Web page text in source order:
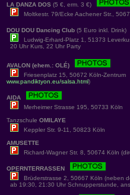
LA DANZA DOS (5 €, erm. 3 €)
Moltkestr. 79/Ecke Aachener Str.,
DOU DOU Dancing Club (5 Euro inkl. Drink)
Ludwig-Erhard-Platz 1, 51373
20 Uhr Kurs, 22 Uhr Party
AVALON (ehem.: OLÉ)
Friesenplatz 15, 50672 Köln-Zentrum
www.pandiktyon.eu/salsa.html)
AIDA
Merheimer Strasse 195, 50733 Köln
Tanzschule OMILAYE
Keppler Str. 9-11, 50823 Köln
AMUSETTE
Richard-Wagner Str. 8, 50674 Köln
OPERNTERRASSEN
Brüderstrasse 2, 50667 Köln (neben
ab 19:30, 21:30 Uhr Schnupperstunde,